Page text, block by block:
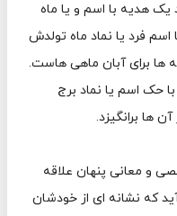
یک هدیه با اسم و یا ماه
فرد یا نماد ماه تولدش
ها برای آبان ماهی هاست.
حک اسم یا نماد برج
ها برانگیزد.
و معانی پنهان علاقه
که نشانه ای از خودشان